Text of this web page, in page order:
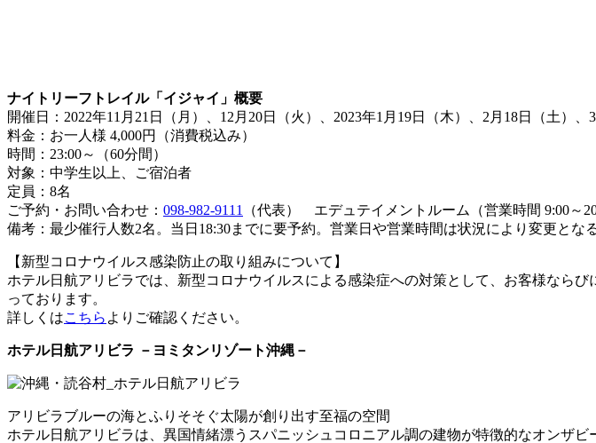
ナイトリーフトレイル「イジャイ」概要
開催日：2022年11月21日（月）、12月20日（火）、2023年1月19日（木）、2月18日（土）、3
料金：お一人様 4,000円（消費税込み）
時間：23:00～（60分間）
対象：中学生以上、ご宿泊者
定員：8名
ご予約・お問い合わせ： 098-982-9111
（代表） エデュテイメントルーム（営業時間 9:00～
備考：最少催行人数2名。当日18:30までに要予約。営業日や営業時間は状況により変更と
【新型コロナウイルス感染防止の取り組みについて】
ホテル日航アリビラでは、新型コロナウイルスによる感染症への対策として、お客様なら
っております。
詳しくはこちら よりご確認ください。
ホテル日航アリビラ －ヨミタンリゾート沖縄－
アリビラブルーの海とふりそそぐ太陽が創り出す至福の空間
ホテル日航アリビラは、異国情緒漂うスパニッシュコロニアル調の建物が特徴的なオンザ